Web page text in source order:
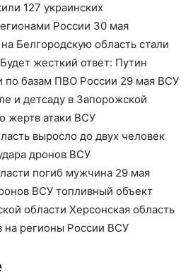
127 украинских
России 30 мая
Белгородскую область стали
жесткий ответ: Путин
по базам ПВО России 29 мая ВСУ
и детсаду в Запорожской
жертв атаки ВСУ
выросло до двух человек
дронов ВСУ
погиб мужчина 29 мая
ВСУ топливный объект
области Херсонская область
на регионы России ВСУ